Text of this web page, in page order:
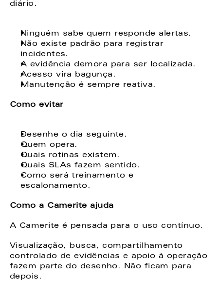
diário.
Ninguém sabe quem responde alertas.
Não existe padrão para registrar
incidentes.
A evidência demora para ser localizada.
Acesso vira bagunça.
Manutenção é sempre reativa.
Como evitar
Desenhe o dia seguinte.
Quem opera.
Quais rotinas existem.
Quais SLAs fazem sentido.
Como será treinamento e
escalonamento.
Como a Camerite ajuda
A Camerite é pensada para o uso contínuo.
Visualização, busca, compartilhamento
controlado de evidências e apoio à operação
fazem parte do desenho. Não ficam para
depois.